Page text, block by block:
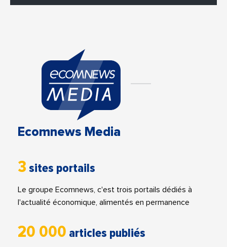
Ecomnews Media
3 sites portails
Le groupe Ecomnews, c'est trois portails dédiés à
l'actualité économique, alimentés en permanence
20 000 articles publiés